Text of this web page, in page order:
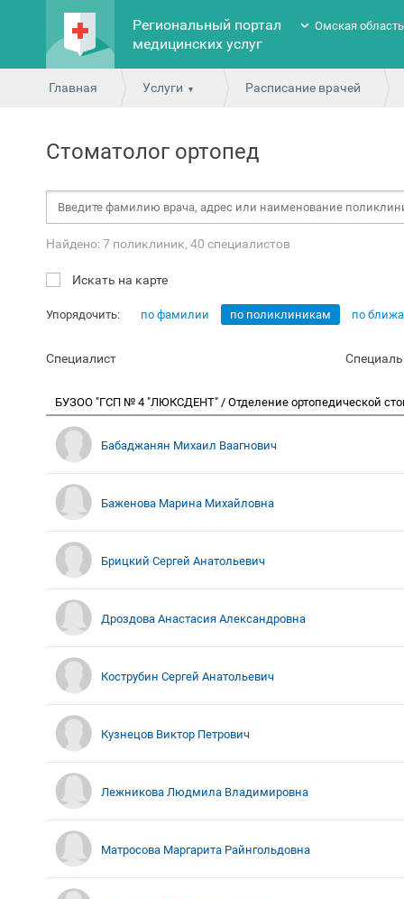
Региональный портал
медицинских услуг
Омская область
Главная Услуги Расписание врачей
Стоматолог ортопед
Найдено: 7 поликлиник, 40 специалистов
Искать на карте
Упорядочить: по фамилии по поликлиникам по
Специалист
БУЗОО "ГСП № 4 "ЛЮКСДЕНТ" / Отделение ортопедической
Бабаджанян Михаил Ваагнович
Баженова Марина Михайловна
Брицкий Сергей Анатольевич
Дроздова Анастасия Александровна
Кострубин Сергей Анатольевич
Кузнецов Виктор Петрович
Лежникова Людмила Владимировна
Матросова Маргарита Райнгольдовна